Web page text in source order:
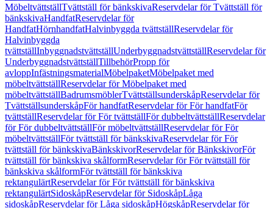
MöbeltvättställTvättställ för bänkskivaReservdelar för Tvättställ för
bänkskivaHandfatReservdelar för
HandfatHörnhandfatHalvinbyggda tvättställReservdelar för
Halvinbyggda
tvättställInbyggnadstvättställUnderbyggnadstvättställReservdelar för
UnderbyggnadstvättställTillbehörPropp för
avloppInfästningsmaterialMöbelpaketMöbelpaket med
möbeltvättställReservdelar för Möbelpaket med
möbeltvättställBadrumsmöblerTvättställsunderskåpReservdelar för
TvättställsunderskåpFör handfatReservdelar för För handfatFör
tvättställReservdelar för För tvättställFör dubbeltvättställReservdelar
för För dubbeltvättställFör möbeltvättställReservdelar för För
möbeltvättställFör tvättställ för bänkskivaReservdelar för För
tvättställ för bänkskivaBänkskivorReservdelar för BänkskivorFör
tvättställ för bänkskiva skålformReservdelar för För tvättställ för
bänkskiva skålformFör tvättställ för bänkskiva
rektangulärtReservdelar för För tvättställ för bänkskiva
rektangulärtSidoskåpReservdelar för SidoskåpLåga
sidoskåpReservdelar för Låga sidoskåpHögskåpReservdelar för